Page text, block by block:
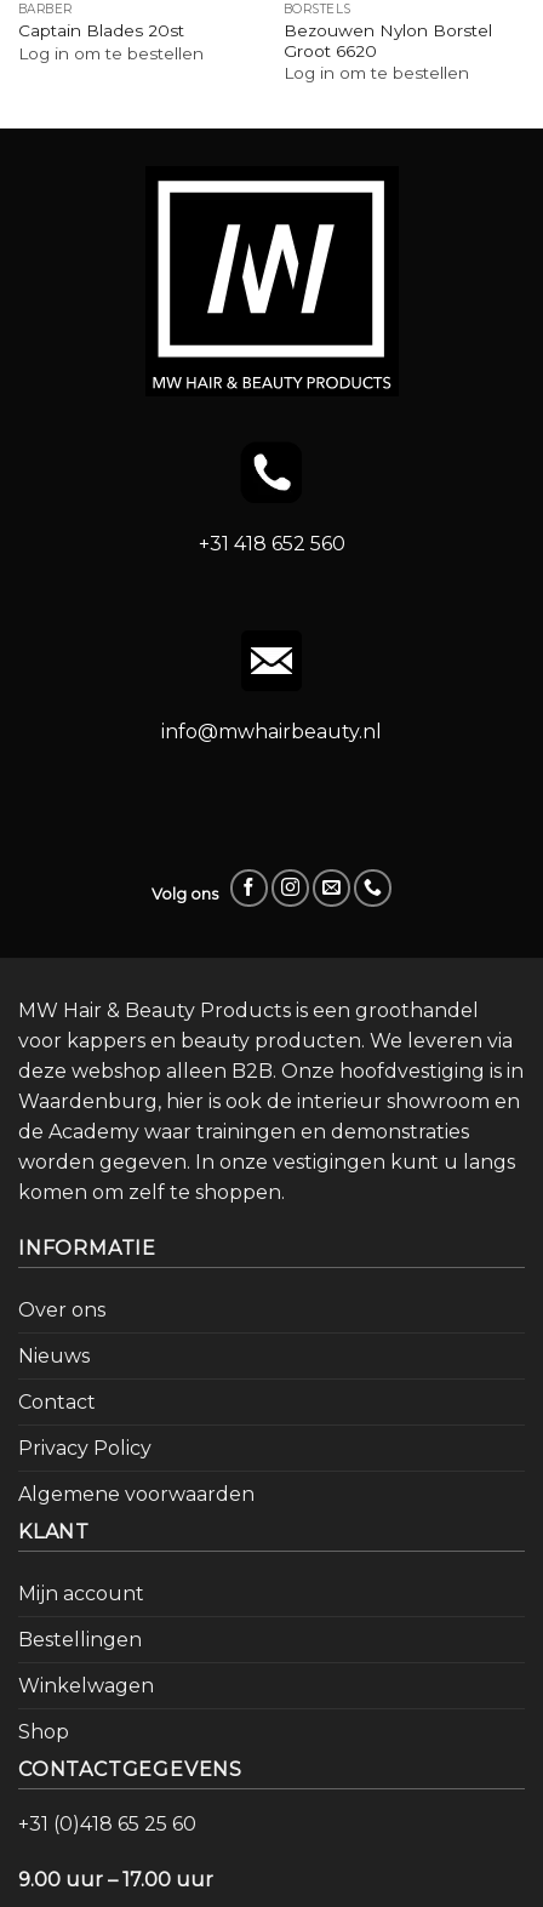
BARBER
Captain Blades 20st
Log in om te bestellen
BORSTELS
Bezouwen Nylon Borstel
Groot 6620
Log in om te bestellen
+31 418 652 560
info@mwhairbeauty.nl
Volg ons
MW Hair & Beauty Products is een groothandel
voor kappers en beauty producten. We leveren via
deze webshop alleen B2B. Onze hoofdvestiging is in
Waardenburg, hier is ook de interieur showroom en
de Academy waar trainingen en demonstraties
worden gegeven. In onze vestigingen kunt u langs
komen om zelf te shoppen.
INFORMATIE
Over ons
Nieuws
Contact
Privacy Policy
Algemene voorwaarden
KLANT
Mijn account
Bestellingen
Winkelwagen
Shop
CONTACTGEGEVENS
+31 (0)418 65 25 60
9.00 uur – 17.00 uur